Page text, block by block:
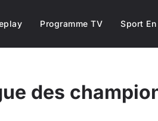
Programme TV Sport
des